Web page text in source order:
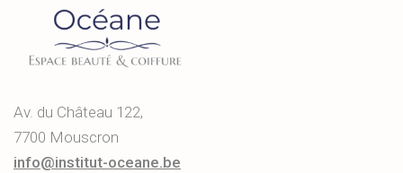
Av. du Château 122,
7700 Mouscron
info@institut-oceane.be